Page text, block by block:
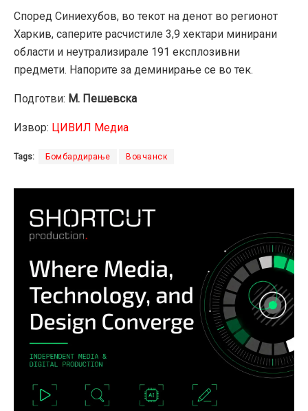
Според Синиехубов, во текот на денот во регионот
Харкив, саперите расчистиле 3,9 хектари минирани
области и неутрализирале 191 експлозивни
предмети. Напорите за деминирање се во тек.
Подготви: М. Пешевска
Извор: ЦИВИЛ Медиа
Tags: Бомбардирање Вовчанск